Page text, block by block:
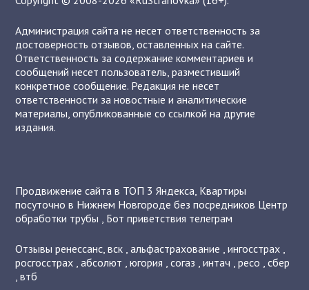
Администрация сайта не несет ответственность за
достоверность отзывов, оставленных на сайте.
Ответственность за содержание комментариев и
сообщений несет пользователь, разместивший
конкретное сообщение. Редакция не несет
ответственности за новостные и аналитические
материалы, опубликованные со ссылкой на другие
издания.
Продвижение сайта в ТОП 3 Яндекса, Квартиры
посуточно в Нижнем Новгороде без посредников Центр
обработки трубы , Бот приветствия телеграм
Отзывыренессанс,вск ,альфастрахование ,ингосстрах ,
росгосстрах ,абсолют ,югория ,согаз ,интач ,ресо ,сбер
,втб